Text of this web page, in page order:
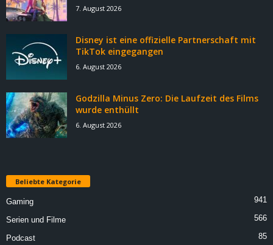
7. August 2026
Disney ist eine offizielle Partnerschaft mit
TikTok eingegangen
6. August 2026
Godzilla Minus Zero: Die Laufzeit des Films
wurde enthüllt
6. August 2026
Beliebte Kategorie
Gaming 941
Serien und Filme 566
Podcast 85